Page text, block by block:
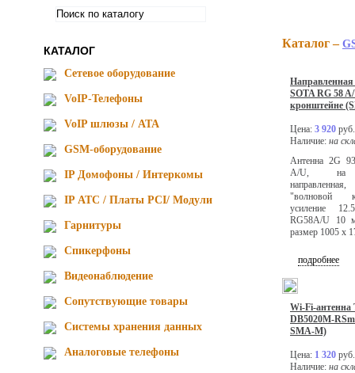
КАТАЛОГ
Сетевое оборудование
VoIP-Телефоны
VoIP шлюзы / ATA
GSM-оборудование
IP Домофоны / Интеркомы
IP АТС / Платы PCI/ Модули
Гарнитуры
Спикерфоны
Видеонаблюдение
Сопутствующие товары
Cистемы хранения данных
Аналоговые телефоны
Каталог –
Направленная
SOTA RG 58
кронштейне
Цена: 3 920 руб.
Наличие: на
Антенна 2G
A/U, на
"волновой
усиление
RG58A/U 10
размер 1005 х
подробнее
Wi-Fi-антенна
DB5020M-
SMA-M)
Цена: 1 320 руб.
Наличие: на